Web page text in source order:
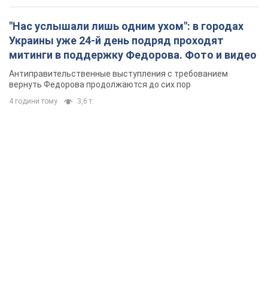
"Нас услышали лишь одним ухом": в городах
Украины уже 24-й день подряд проходят
митинги в поддержку Федорова. Фото и видео
Антиправительственные выступления с требованием
вернуть Федорова продолжаются до сих пор
4 години тому 3,6 т.